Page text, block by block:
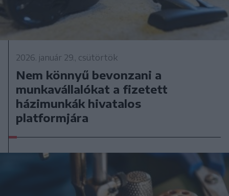
2026. január 29., csütörtök
Nem könnyű bevonzani a
munkavállalókat a fizetett
házimunkák hivatalos
platformjára